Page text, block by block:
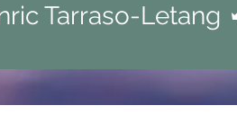
Tarraso-Letang